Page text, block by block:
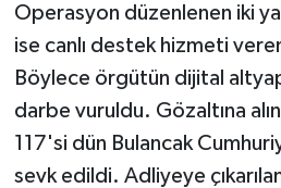
Operasyon düzenlenen iki
ise canlı destek hizmeti
Böylece örgütün dijital
darbe vuruldu. Gözaltına
117'si dün Bulancak
sevk edildi. Adliyeye